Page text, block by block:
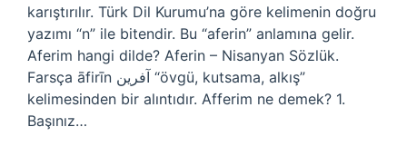
karıştırılır. Türk Dil Kurumu’na göre kelimenin doğru
yazımı “n” ile bitendir. Bu “aferin” anlamına gelir.
Aferim hangi dilde? Aferin – Nisanyan Sözlük.
Farsça āfirīn آفرین “övgü, kutsama, alkış”
kelimesinden bir alıntıdır. Afferim ne demek? 1.
Başınız…